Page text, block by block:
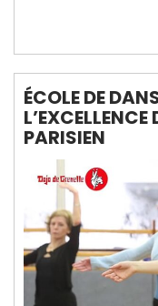
ÉCOLE DE
PARISIEN